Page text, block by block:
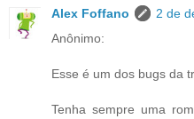
Alex Foffano
2 de
Anônimo:
Esse é um dos bugs da
Tenha sempre uma